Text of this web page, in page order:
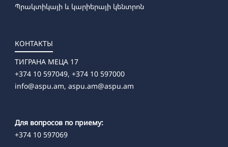
Պրակտիկայի և կարիերայի կենտրոն
КОНТАКТЫ
ТИГРАНА МЕЦА 17
+374 10 597049, +374 10 597000
info@aspu.am, aspu.am@aspu.am
Для вопросов по приему:
+374 10 597069